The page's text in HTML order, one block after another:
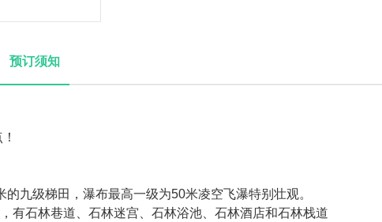
预订须知
九级梯田，瀑布最高一级为50米凌空飞瀑特别壮观。
有石林巷道、石林迷宫、石林浴池、石林酒店和石林栈道